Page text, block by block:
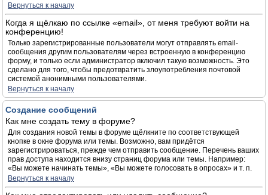
Вернуться к началу
Когда я щёлкаю по ссылке «email», от меня требуют войти на
конференцию!
Только зарегистрированные пользователи могут отправлять email-
сообщения другим пользователям через встроенную в конференцию
форму, и только если администратор включил такую возможность. Это
сделано для того, чтобы предотвратить злоупотребления почтовой
системой анонимными пользователями.
Вернуться к началу
Создание сообщений
Как мне создать тему в форуме?
Для создания новой темы в форуме щёлкните по соответствующей
кнопке в окне форума или темы. Возможно, вам придётся
зарегистрироваться, прежде чем отправить сообщение. Перечень ваших
прав доступа находится внизу страниц форума или темы. Например:
«Вы можете начинать темы», «Вы можете голосовать в опросах» и т. п.
Вернуться к началу